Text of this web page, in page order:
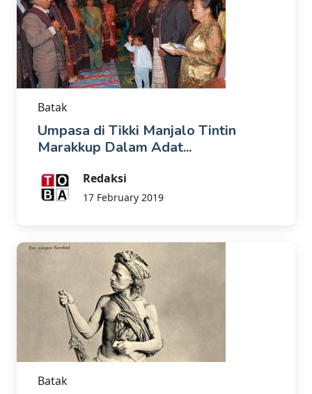
Batak
Umpasa di Tikki Manjalo Tintin
Marakkup Dalam Adat...
Redaksi
17 February 2019
Batak